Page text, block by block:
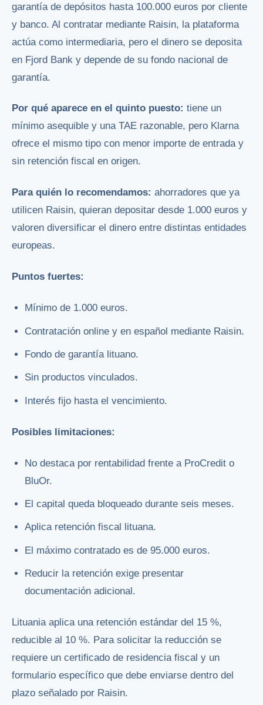
garantía de depósitos hasta 100.000 euros por cliente
y banco. Al contratar mediante Raisin, la plataforma
actúa como intermediaria, pero el dinero se deposita
en Fjord Bank y depende de su fondo nacional de
garantía.
Por qué aparece en el quinto puesto: tiene un
mínimo asequible y una TAE razonable, pero Klarna
ofrece el mismo tipo con menor importe de entrada y
sin retención fiscal en origen.
Para quién lo recomendamos: ahorradores que ya
utilicen Raisin, quieran depositar desde 1.000 euros y
valoren diversificar el dinero entre distintas entidades
europeas.
Puntos fuertes:
Mínimo de 1.000 euros.
Contratación online y en español mediante Raisin.
Fondo de garantía lituano.
Sin productos vinculados.
Interés fijo hasta el vencimiento.
Posibles limitaciones:
No destaca por rentabilidad frente a ProCredit o
BluOr.
El capital queda bloqueado durante seis meses.
Aplica retención fiscal lituana.
El máximo contratado es de 95.000 euros.
Reducir la retención exige presentar
documentación adicional.
Lituania aplica una retención estándar del 15 %,
reducible al 10 %. Para solicitar la reducción se
requiere un certificado de residencia fiscal y un
formulario específico que debe enviarse dentro del
plazo señalado por Raisin.